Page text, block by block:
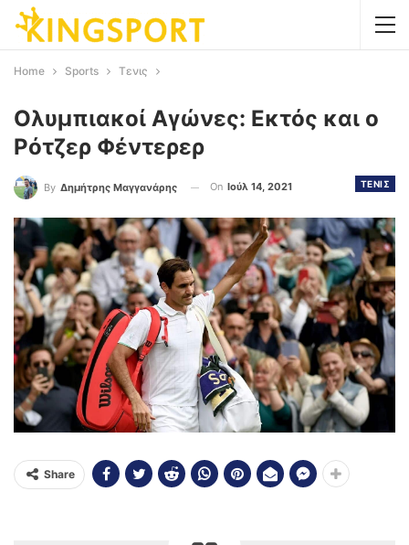
Home Sports Τενις
Ολυμπιακοί Αγώνες: Εκτός και ο
Ρότζερ Φέντερερ
ΤΕΝΙΣ
By Δημήτρης Μαγγανάρης On Ιούλ 14, 2021
Share